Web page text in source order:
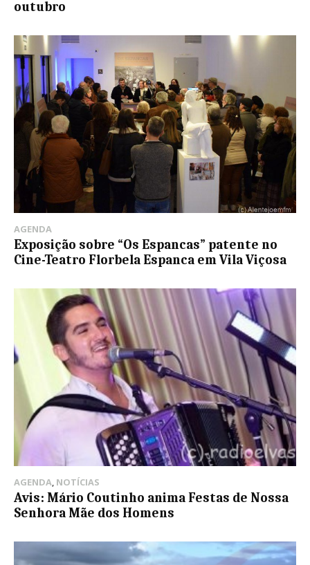
outubro
AGENDA
Exposição sobre “Os Espancas” patente no
Cine-Teatro Florbela Espanca em Vila Viçosa
AGENDA, NOTÍCIAS
Avis: Mário Coutinho anima Festas de Nossa
Senhora Mãe dos Homens